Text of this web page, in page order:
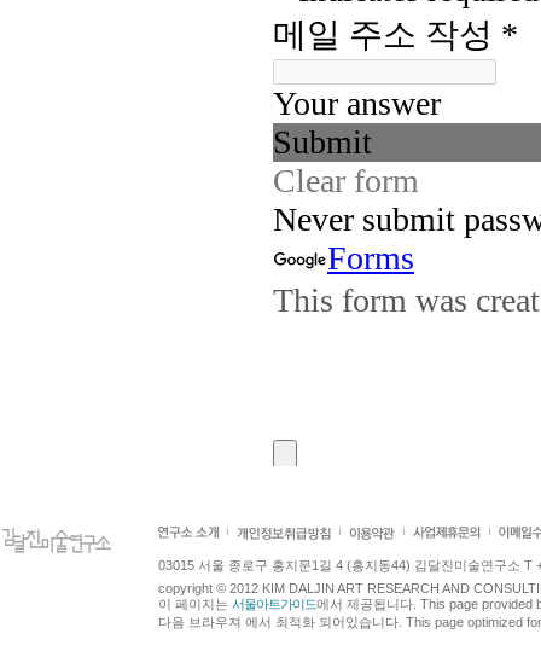
03015 서울 종로구 홍지문1길 4 (홍지동44) 김달진미술연구소 T
copyright © 2012 KIM DALJIN ART RESEARCH AND
이 페이지는 서울아트가이드에서 제공됩니다. This page provided
다음 브라우져 에서 최적화 되어있습니다. This page optimized